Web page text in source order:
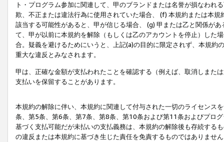
ト・プログラム参加に関連して、甲のブランドまたは名誉が損なわれ
欺、不正または違法行為に使用されていた場合、 (f) 本規約または本
該当する可能性があると、甲が信じる場合、 (g) 甲または乙と関係が
て、甲が以前に本規約を解除（もしくは乙のアカウントを停止）した
合。疑義を避けるためにいうと、上記(a)の目的に限定されず、本規
重大な違反とみなされます。
甲は、正確な金額が支払われたことを確認する（例えば、取消しまた
支払いを保留することがあります。
本規約の解除に伴い、本規約に関連して付与された一切のライセンス
条、第5条、第6条、第7条、第8条、第10条および第11条およびプロ
基づく支払可能だが未払いの支払義務は、本規約の解除後も存続する
の違反または本規約に基づき生じた責任を免責するものではありませ